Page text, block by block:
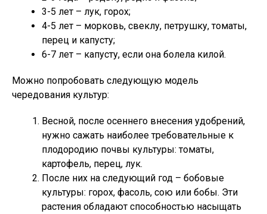
3-5 лет – лук, горох;
4-5 лет – морковь, свеклу, петрушку, томаты,
перец и капусту;
6-7 лет – капусту, если она болела килой.
Можно попробовать следующую модель
чередования культур:
Весной, после осеннего внесения удобрений,
нужно сажать наиболее требовательные к
плодородию почвы культуры: томаты,
картофель, перец, лук.
После них на следующий год – бобовые
культуры: горох, фасоль, сою или бобы. Эти
растения обладают способностью насыщать